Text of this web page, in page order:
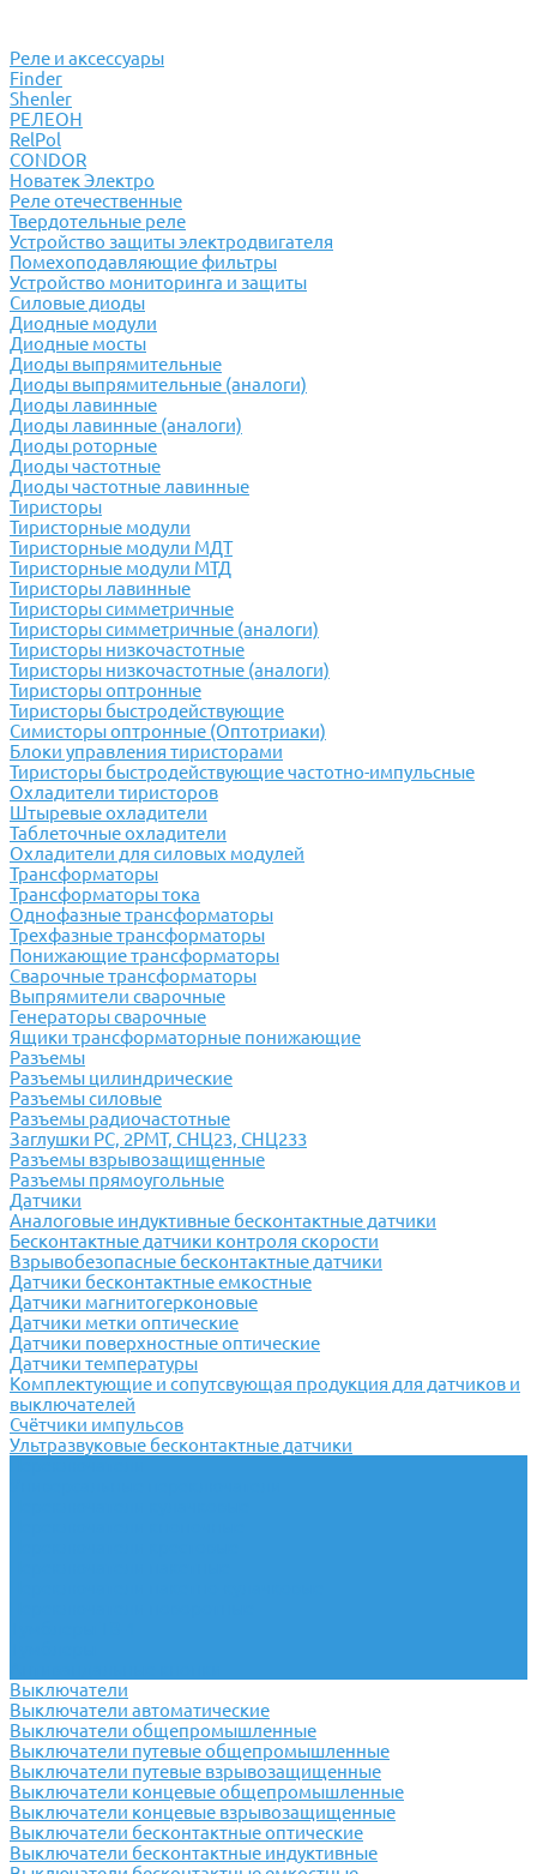
Реле и аксессуары
Finder
Shenler
РЕЛЕОН
RelPol
CONDOR
Новатек Электро
Реле отечественные
Твердотельные реле
Устройство защиты электродвигателя
Помехоподавляющие фильтры
Устройство мониторинга и защиты
Силовые диоды
Диодные модули
Диодные мосты
Диоды выпрямительные
Диоды выпрямительные (аналоги)
Диоды лавинные
Диоды лавинные (аналоги)
Диоды роторные
Диоды частотные
Диоды частотные лавинные
Тиристоры
Тиристорные модули
Тиристорные модули МДТ
Тиристорные модули МТД
Тиристоры лавинные
Тиристоры симметричные
Тиристоры симметричные (аналоги)
Тиристоры низкочастотные
Тиристоры низкочастотные (аналоги)
Тиристоры оптронные
Тиристоры быстродействующие
Симисторы оптронные (Оптотриаки)
Блоки управления тиристорами
Тиристоры быстродействующие частотно-импульсные
Охладители тиристоров
Штыревые охладители
Таблеточные охладители
Охладители для силовых модулей
Трансформаторы
Трансформаторы тока
Однофазные трансформаторы
Трехфазные трансформаторы
Понижающие трансформаторы
Сварочные трансформаторы
Выпрямители сварочные
Генераторы сварочные
Ящики трансформаторные понижающие
Разъемы
Разъемы цилиндрические
Разъемы силовые
Разъемы радиочастотные
Заглушки РС, 2РМТ, СНЦ23, СНЦ233
Разъемы взрывозащищенные
Разъемы прямоугольные
Датчики
Аналоговые индуктивные бесконтактные датчики
Бесконтактные датчики контроля скорости
Взрывобезопасные бесконтактные датчики
Датчики бесконтактные емкостные
Датчики магнитогерконовые
Датчики метки оптические
Датчики поверхностные оптические
Датчики температуры
Комплектующие и сопутсвующая продукция для датчиков и
выключателей
Счётчики импульсов
Ультразвуковые бесконтактные датчики
Выключатели
Выключатели автоматические
Выключатели общепромышленные
Выключатели путевые общепромышленные
Выключатели путевые взрывозащищенные
Выключатели концевые общепромышленные
Выключатели концевые взрывозащищенные
Выключатели бесконтактные оптические
Выключатели бесконтактные индуктивные